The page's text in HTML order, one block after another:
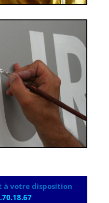
à votre disposition